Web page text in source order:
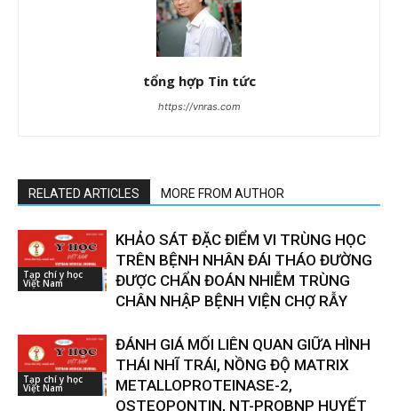
tổng hợp Tin tức
https://vnras.com
RELATED ARTICLES MORE FROM AUTHOR
Tạp chí y học
Việt Nam
KHẢO SÁT ĐẶC ĐIỂM VI TRÙNG HỌC
TRÊN BỆNH NHÂN ĐÁI THÁO ĐƯỜNG
ĐƯỢC CHẨN ĐOÁN NHIỄM TRÙNG
CHÂN NHẬP BỆNH VIỆN CHỢ RẪY
Tạp chí y học
Việt Nam
ĐÁNH GIÁ MỐI LIÊN QUAN GIỮA HÌNH
THÁI NHĨ TRÁI, NỒNG ĐỘ MATRIX
METALLOPROTEINASE-2,
OSTEOPONTIN, NT-PROBNP HUYẾT